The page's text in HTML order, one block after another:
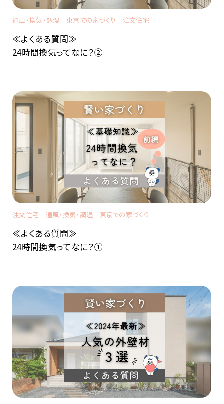
通風・換気・調湿 東京での家づくり 注文住宅
≪よくある質問≫
24時間換気ってなに？②
注文住宅 通風・換気・調湿 東京での家づくり
≪よくある質問≫
24時間換気ってなに？①